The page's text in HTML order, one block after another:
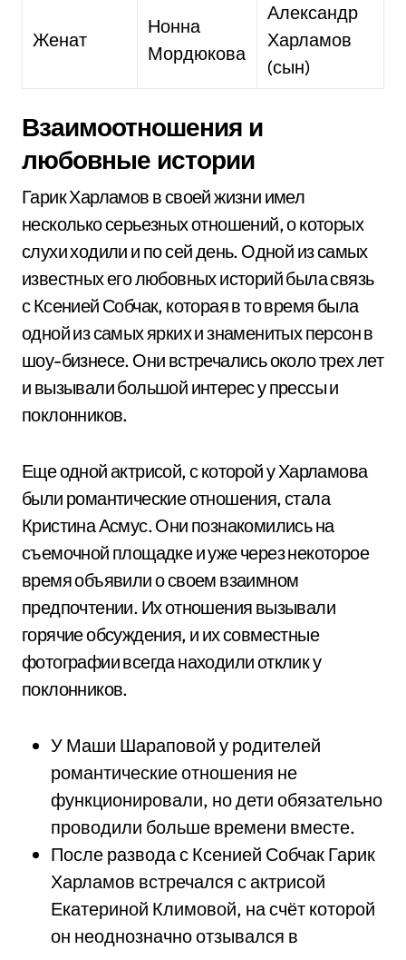
Женат
Нонна
Мордюкова
Александр
Харламов
(сын)
Взаимоотношения и
любовные истории
Гарик Харламов в своей жизни имел
несколько серьезных отношений, о которых
слухи ходили и по сей день. Одной из самых
известных его любовных историй была связь
с Ксенией Собчак, которая в то время была
одной из самых ярких и знаменитых персон в
шоу-бизнесе. Они встречались около трех лет
и вызывали большой интерес у прессы и
поклонников.
Еще одной актрисой, с которой у Харламова
были романтические отношения, стала
Кристина Асмус. Они познакомились на
съемочной площадке и уже через некоторое
время объявили о своем взаимном
предпочтении. Их отношения вызывали
горячие обсуждения, и их совместные
фотографии всегда находили отклик у
поклонников.
У Маши Шараповой у родителей
романтические отношения не
функционировали, но дети обязательно
проводили больше времени вместе.
После развода с Ксенией Собчак Гарик
Харламов встречался с актрисой
Екатериной Климовой, на счёт которой
он неоднозначно отзывался в